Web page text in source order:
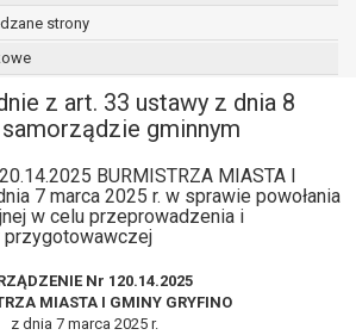
strony
z art. 33 ustawy z dnia 8
gminnym
BURMISTRZA MIASTA I
7 marca 2025 r. w sprawie powołania
w celu przeprowadzenia i
przygotowawczej
Nr 120.14.2025
MIASTA I GMINY GRYFINO
z dnia 7 marca 2025 r.
przetwarzanie danych odbywa się na
której dane dotyczą lub na podstawie
zgody wyrażonej przez tą osobę,
przetwarzanie odbywa się w sposób
sprzeciwu wobec przetwarzania
na podstawie art. 21 RODO, wobec
danych osobowych, którego
niezbędność przetwarzania do
wykonania zadania realizowanego w